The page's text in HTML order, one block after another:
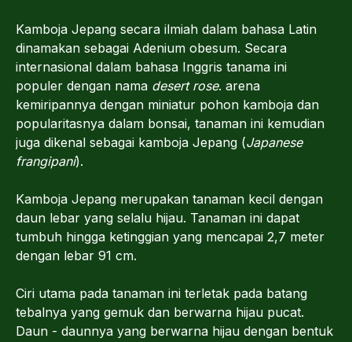
Kamboja Jepang secara ilmiah dalam bahasa Latin
dinamakan sebagai Adenium obesum. Secara
internasional dalam bahasa Inggris tanama ini
populer dengan nama desert rose. arena
kemiripannya dengan miniatur pohon kamboja dan
popularitasnya dalam bonsai, tanaman ini kemudian
juga dikenal sebagai kamboja Jepang (Japanese
frangipani).
Kamboja Jepang merupakan tanaman kecil dengan
daun lebar yang selalu hijau. Tanaman ini dapat
tumbuh hingga ketinggian yang mencapai 2,7 meter
dengan lebar 91 cm.
Ciri utama pada tanaman ini terletak pada batang
tebalnya yang gemuk dan berwarna hijau pucat.
Daun - daunnya yang berwarna hijau dengan bentuk